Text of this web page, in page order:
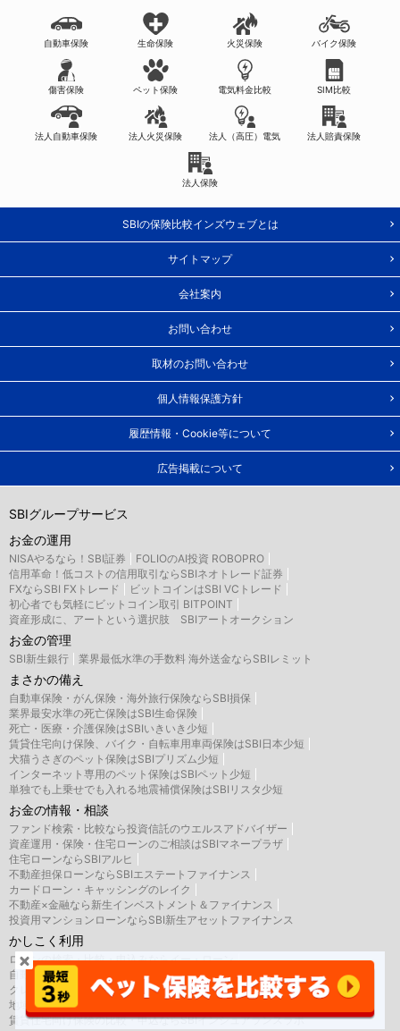
自動車保険 生命保険 火災保険 バイク保険
傷害保険 ペット保険 電気料金比較 SIM比較
法人自動車保険 法人火災保険 法人（高圧）電気 法人賠責保険
法人保険
SBIの保険比較インズウェブとは
サイトマップ
会社案内
お問い合わせ
取材のお問い合わせ
個人情報保護方針
履歴情報・Cookie等について
広告掲載について
SBIグループサービス
お金の運用
NISAやるなら！SBI証券
FOLIOのAI投資 ROBOPRO
信用革命！低コストの信用取引ならSBIネオトレード証券
FXならSBI FXトレード
ビットコインはSBI VCトレード
初心者でも気軽にビットコイン取引 BITPOINT
資産形成に、アートという選択肢 SBIアートオークション
お金の管理
SBI新生銀行 業界最低水準の手数料 海外送金ならSBIレミット
まさかの備え
自動車保険・がん保険・海外旅行保険ならSBI損保
業界最安水準の死亡保険はSBI生命保険
死亡・医療・介護保険はSBIいきいき少短
賃貸住宅向け保険、バイク・自転車用車両保険はSBI日本少短
犬猫うさぎのペット保険はSBIプリズム少短
インターネット専用のペット保険はSBIペット少短
単独でも上乗せでも入れる地震補償保険はSBIリスタ少短
お金の情報・相談
ファンド検索・比較なら投資信託のウエルスアドバイザー
資産運用・保険・住宅ローンのご相談はSBIマネープラザ
住宅ローンならSBIアルヒ
不動産担保ローンならSBIエステートファイナンス
カードローン・キャッシングのレイク
不動産×金融なら新生インベストメント＆ファイナンス
投資用マンションローンならSBI新生アセットファイナンス
かしこく利用
ローンの検索・比較・申込みならイー・ローン
自動車保険の見積もり・比較のインズウェブ
クレジットカード・ローンならアプラス
地域活性化を応援するメディア SBIふるさとだより
賃貸住宅向け保険の比較・申込ならSBIインシュアランスラボ